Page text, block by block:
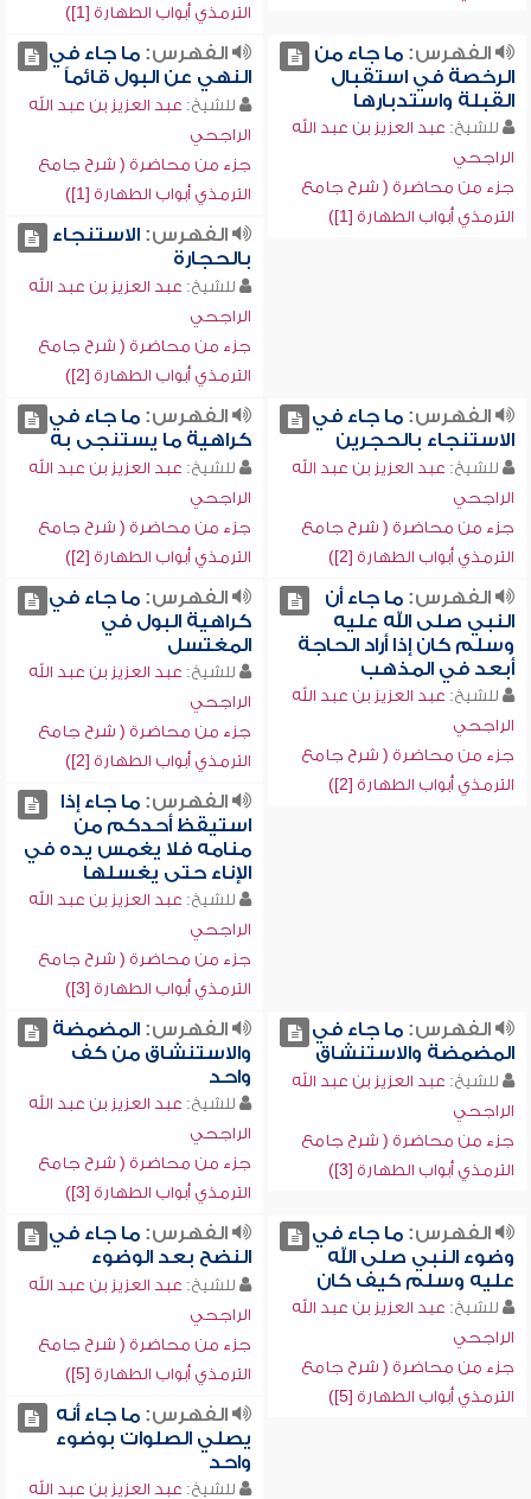
الترمذي أبواب الطهارة [1])
الفهرس:ما جاء من
الرخصة في استقبال
القبلة واستدبارها
للشيخ: عبد العزيز بن عبد الله
الراجحي
جزء من محاضرة ( شرح جامع
الترمذي أبواب الطهارة [1])
الفهرس:ما جاء في
النهي عن البول قائماً
للشيخ: عبد العزيز بن عبد الله
الراجحي
جزء من محاضرة ( شرح جامع
الترمذي أبواب الطهارة [1])
الفهرس:الاستنجاء
بالحجارة
للشيخ: عبد العزيز بن عبد الله
الراجحي
جزء من محاضرة ( شرح جامع
الترمذي أبواب الطهارة [2])
الفهرس:ما جاء في
الاستنجاء بالحجرين
للشيخ: عبد العزيز بن عبد الله
الراجحي
جزء من محاضرة ( شرح جامع
الترمذي أبواب الطهارة [2])
الفهرس:ما جاء في
كراهية ما يستنجى به
للشيخ: عبد العزيز بن عبد الله
الراجحي
جزء من محاضرة ( شرح جامع
الترمذي أبواب الطهارة [2])
الفهرس:ما جاء أن
النبي صلى الله عليه
وسلم كان إذا أراد الحاجة
أبعد في المذهب
للشيخ: عبد العزيز بن عبد الله
الراجحي
جزء من محاضرة ( شرح جامع
الترمذي أبواب الطهارة [2])
الفهرس:ما جاء في
كراهية البول في
المغتسل
للشيخ: عبد العزيز بن عبد الله
الراجحي
جزء من محاضرة ( شرح جامع
الترمذي أبواب الطهارة [2])
الفهرس:ما جاء إذا
استيقظ أحدكم من
منامه فلا يغمس يده في
الإناء حتى يغسلها
للشيخ: عبد العزيز بن عبد الله
الراجحي
جزء من محاضرة ( شرح جامع
الترمذي أبواب الطهارة [3])
الفهرس:ما جاء في
المضمضة والاستنشاق
للشيخ: عبد العزيز بن عبد الله
الراجحي
جزء من محاضرة ( شرح جامع
الترمذي أبواب الطهارة [3])
الفهرس:المضمضة
والاستنشاق من كف
واحد
للشيخ: عبد العزيز بن عبد الله
الراجحي
جزء من محاضرة ( شرح جامع
الترمذي أبواب الطهارة [3])
الفهرس:ما جاء في
وضوء النبي صلى الله
عليه وسلم كيف كان
للشيخ: عبد العزيز بن عبد الله
الراجحي
جزء من محاضرة ( شرح جامع
الترمذي أبواب الطهارة [5])
الفهرس:ما جاء في
النضح بعد الوضوء
للشيخ: عبد العزيز بن عبد الله
الراجحي
جزء من محاضرة ( شرح جامع
الترمذي أبواب الطهارة [5])
الفهرس:ما جاء أنه
يصلي الصلوات بوضوء
واحد
للشيخ: عبد العزيز بن عبد الله